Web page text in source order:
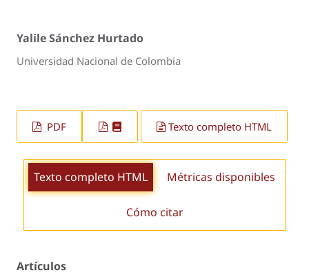
Yalile Sánchez Hurtado
Universidad Nacional de Colombia
PDF Texto completo HTML
Texto completo HTML Métricas disponibles
Cómo citar
Artículos